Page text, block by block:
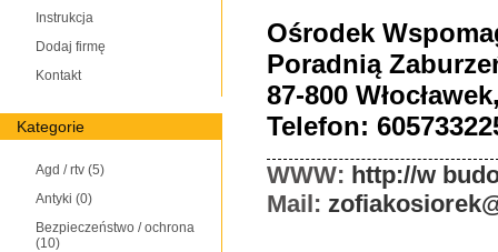
Instrukcja
Dodaj firmę
Kontakt
Kategorie
Agd / rtv (5)
Antyki (0)
Bezpieczeństwo / ochrona
(10)
Ośrodek
Poradnią
87-800
Telefon:
WWW: http://w
Mail: